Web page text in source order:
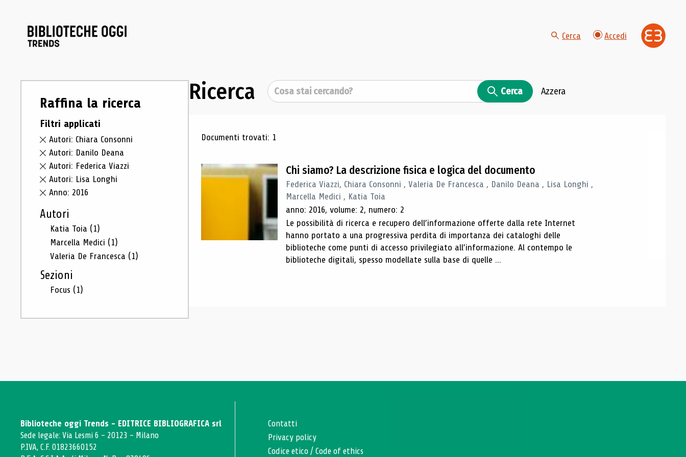
Cerca Accedi
Raffina la ricerca
Filtri applicati
Autori: Chiara Consonni
Autori: Danilo Deana
Autori: Federica Viazzi
Autori: Lisa Longhi
Anno: 2016
Autori
Katia Toia (1)
Marcella Medici (1)
Valeria De Francesca (1)
Sezioni
Focus (1)
Ricerca Cerca Cerca Azzera
Risultati di ricerca
Documenti trovati: 1
Chi siamo? La descrizione fisica e logica del documento
Federica Viazzi, Chiara Consonni , Valeria De Francesca , Danilo Deana , Lisa Longhi ,
Marcella Medici , Katia Toia
anno: 2016, volume: 2, numero: 2
Le possibilità di ricerca e recupero dell’informazione offerte dalla rete Internet
hanno portato a una progressiva perdita di importanza dei cataloghi delle
biblioteche come punti di accesso privilegiato all’informazione. Al contempo le
biblioteche digitali, spesso modellate sulla base di quelle ...
Biblioteche oggi Trends - EDITRICE BIBLIOGRAFICA srl
Sede legale: Via Lesmi 6 - 20123 - Milano
P.IVA, C.F. 01823660152
Contatti
Privacy policy
Codice etico /Code of ethics